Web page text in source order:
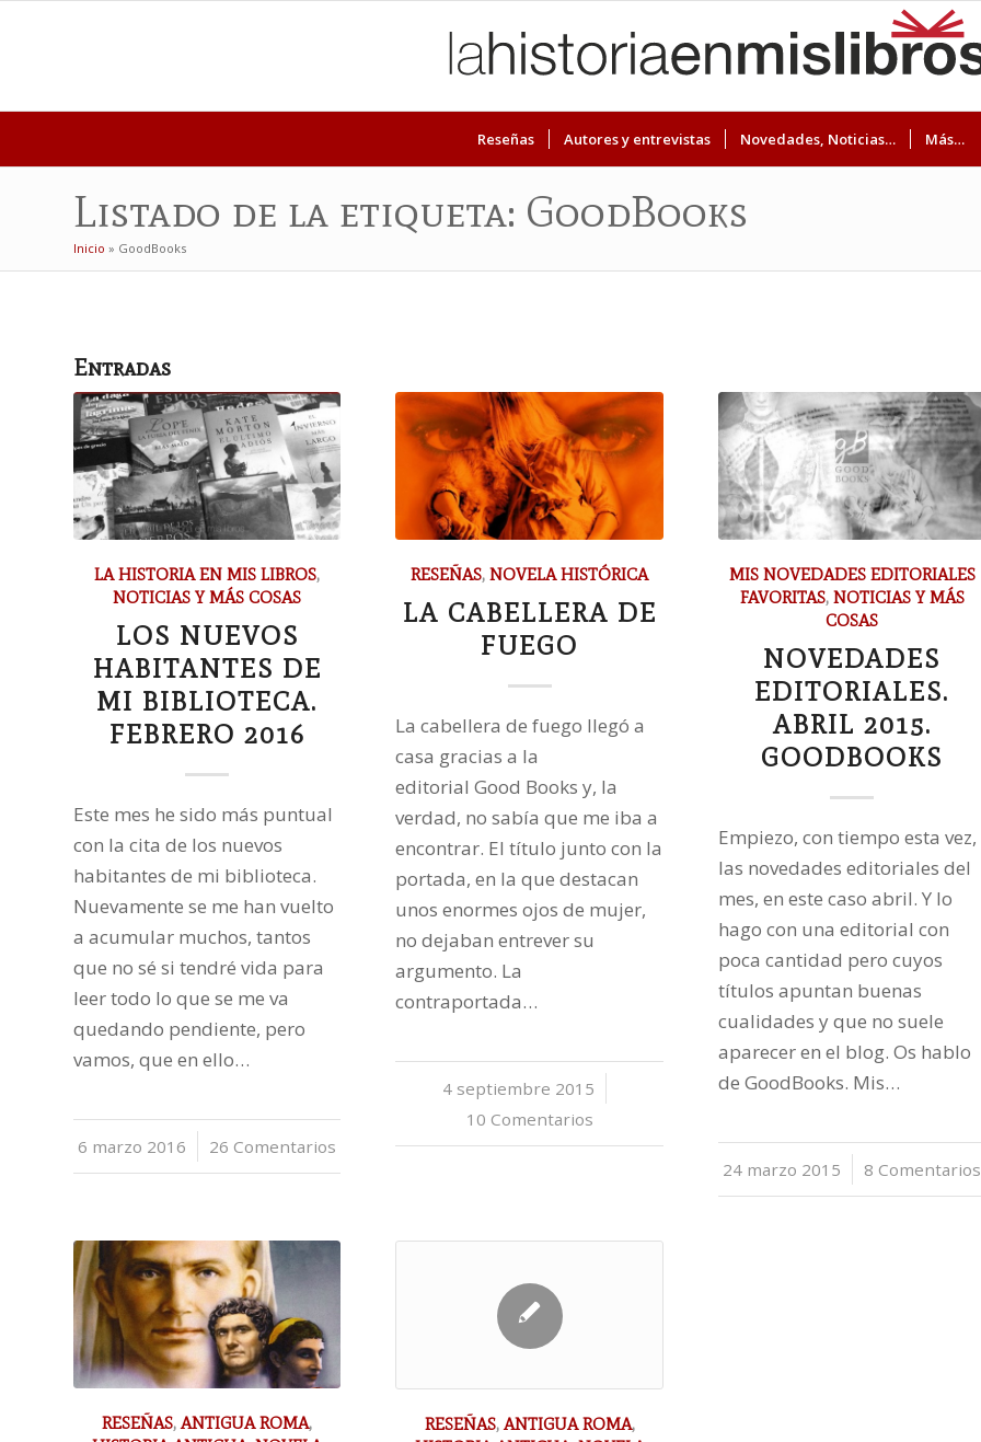
Reseñas Autores y entrevistas Novedades, Noticias… Más…
Listado de la etiqueta: GoodBooks
Inicio » GoodBooks
Entradas
LA HISTORIA EN MIS LIBROS,
NOTICIAS Y MÁS COSAS
LOS NUEVOS
HABITANTES DE
MI BIBLIOTECA.
FEBRERO 2016
Este mes he sido más puntual
con la cita de los nuevos
habitantes de mi biblioteca.
Nuevamente se me han vuelto
a acumular muchos, tantos
que no sé si tendré vida para
leer todo lo que se me va
quedando pendiente, pero
vamos, que en ello…
6 marzo 2016
/ 26 Comentarios
RESEÑAS,NOVELA HISTÓRICA
LA CABELLERA DE
FUEGO
La cabellera de fuego llegó a
casa gracias a la
editorial Good Books y, la
verdad, no sabía que me iba a
encontrar. El título junto con la
portada, en la que destacan
unos enormes ojos de mujer,
no dejaban entrever su
argumento. La
contraportada…
4 septiembre 2015
/
10 Comentarios
MIS NOVEDADES EDITORIALES
FAVORITAS, NOTICIAS Y MÁS
COSAS
NOVEDADES
EDITORIALES.
ABRIL 2015.
GOODBOOKS
Empiezo, con tiempo esta vez,
las novedades editoriales del
mes, en este caso abril. Y lo
hago con una editorial con
poca cantidad pero cuyos
títulos apuntan buenas
cualidades y que no suele
aparecer en el blog. Os hablo
de GoodBooks. Mis…
24 marzo 2015
/ 8 Comentarios
RESEÑAS,ANTIGUA ROMA,
RESEÑAS,ANTIGUA ROMA,